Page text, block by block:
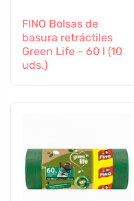
FINO Bolsas de
basura retráctiles
Green Life - 60 l (10
uds.)